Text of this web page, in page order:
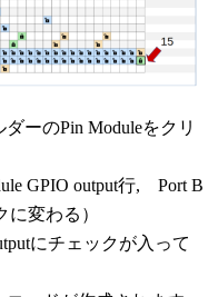
ダーのPin Moduleをクリ
GPIO output行, Port B
変わる）
にチェックが入って